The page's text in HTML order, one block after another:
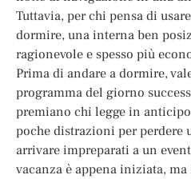
Tuttavia, per chi pensa di
dormire, una interna ben
ragionevole e spesso più
Prima di andare a dormire,
programma del giorno
premiano chi legge in
poche distrazioni per perdere
arrivare impreparati a un
vacanza è appena iniziata,